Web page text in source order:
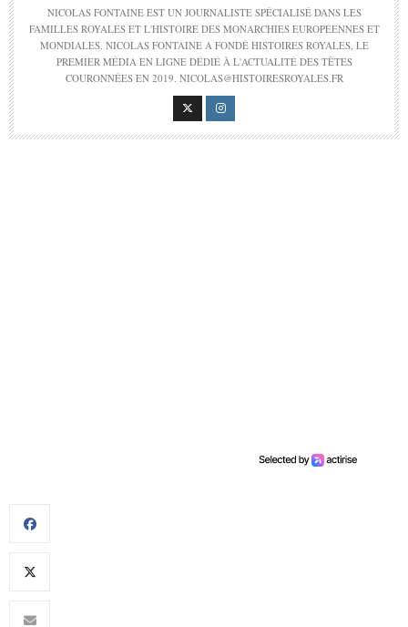
NICOLAS FONTAINE EST UN JOURNALISTE SPÉCIALISÉ DANS LES
FAMILLES ROYALES ET L'HISTOIRE DES MONARCHIES EUROPÉENNES ET
MONDIALES. NICOLAS FONTAINE A FONDÉ HISTOIRES ROYALES, LE
PREMIER MÉDIA EN LIGNE DÉDIÉ À L'ACTUALITÉ DES TÊTES
COURONNÉES EN 2019. NICOLAS@HISTOIRESROYALES.FR